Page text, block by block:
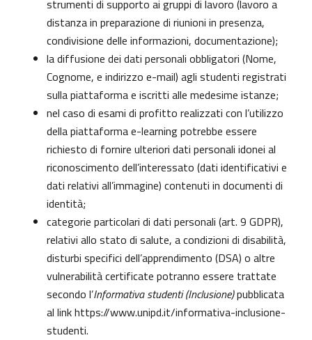
strumenti di supporto ai gruppi di lavoro (lavoro a
distanza in preparazione di riunioni in presenza,
condivisione delle informazioni, documentazione);
la diffusione dei dati personali obbligatori (Nome,
Cognome, e indirizzo e-mail) agli studenti registrati
sulla piattaforma e iscritti alle medesime istanze;
nel caso di esami di profitto realizzati con l’utilizzo
della piattaforma e-learning potrebbe essere
richiesto di fornire ulteriori dati personali idonei al
riconoscimento dell’interessato (dati identificativi e
dati relativi all’immagine) contenuti in documenti di
identità;
categorie particolari di dati personali (art. 9 GDPR),
relativi allo stato di salute, a condizioni di disabilità,
disturbi specifici dell’apprendimento (DSA) o altre
vulnerabilità certificate potranno essere trattate
secondo l’Informativa studenti (Inclusione)pubblicata
al linkhttps://www.unipd.it/informativa-inclusione-
studenti.